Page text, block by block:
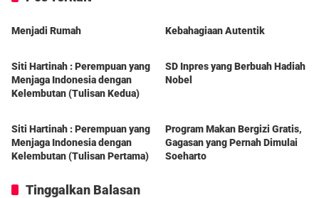
Berita
Menjadi Rumah Kebahagiaan Autentik
Berita
Siti Hartinah : Perempuan yang
Menjaga Indonesia dengan
Kelembutan (Tulisan Kedua)
SD Inpres yang Berbuah Hadiah
Nobel
Siti Hartinah : Perempuan yang
Menjaga Indonesia dengan
Kelembutan (Tulisan Pertama)
Program Makan Bergizi Gratis,
Gagasan yang Pernah Dimulai
Soeharto
Tinggalkan Balasan